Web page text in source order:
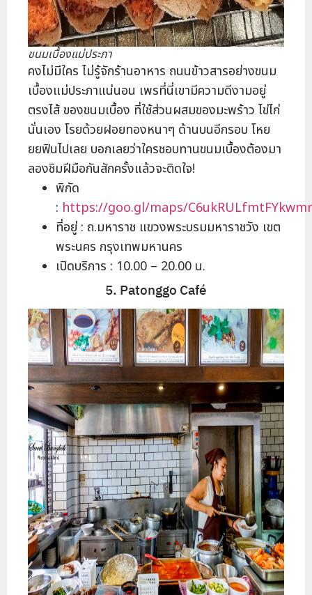
ขนมเบื้องแม่ประภา
คงไม่มีใคร ไม่รู้จักร้านอาหาร ถนนข้าวสารอย่างขนม
เบื้องแม่ประภาแน่นอน เพรที่นี่เขามีความดีงามอยู่
ตรงไส้ ของขนมเบื้อง ที่ใช้ส่วนผสมของมะพร้าว ไข่ไก่
นั่นเอง โรยด้วยฝอยทองหนาๆ ด้านบนอีกรอบ โหย
ยยฟินไปเลย บอกเลยว่าใครชอบทานขนมเบื้องต้องมา
ลองชิมฝีมือกันสักครั้งแล้วจะติดใจ!
พิกัด
: https://goo.gl/maps/
ที่อยู่ : ถ.มหาราช แขวงพระบรมมหาราชวัง เขต
พระนคร กรุงเทพมหานคร
เปิดบริการ : 10.00 – 20.00 น.
5. Patonggo Café